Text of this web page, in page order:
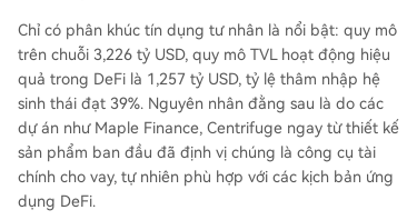
Chỉ có phân khúc tín dụng tư nhân là nổi bật: quy mô
trên chuỗi 3,226 tỷ USD, quy mô TVL hoạt động hiệu
quả trong DeFi là 1,257 tỷ USD, tỷ lệ thâm nhập hệ
sinh thái đạt 39%. Nguyên nhân đằng sau là do các
dự án như Maple Finance, Centrifuge ngay từ thiết kế
sản phẩm ban đầu đã định vị chúng là công cụ tài
chính cho vay, tự nhiên phù hợp với các kịch bản ứng
dụng DeFi.